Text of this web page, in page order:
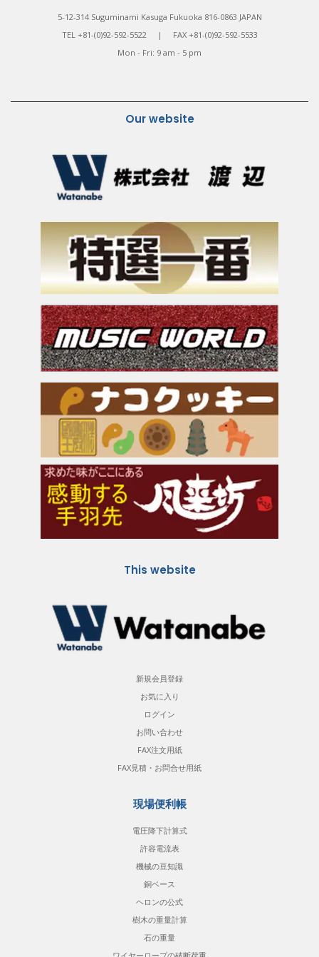
5-12-314 Suguminami Kasuga Fukuoka 816-0863 JAPAN
TEL +81-(0)92-592-5522 | FAX +81-(0)92-592-5533
Mon - Fri: 9 am - 5 pm
Our website
This website
新規会員登録
お気に入り
ログイン
お問い合わせ
FAX注文用紙
FAX見積・お問合せ用紙
現場便利帳
電圧降下計算式
許容電流表
機械の豆知識
銅ベース
ヘロンの公式
樹木の重量計算
石の重量